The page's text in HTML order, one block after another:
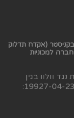
בקניסטר (אקדח תדלוק
"מאיר" חברה למכוניות
וולוו בגין
תקלה בקניסטר (אקדח תדלוק קופץ) ת"צ 19927-04-23: